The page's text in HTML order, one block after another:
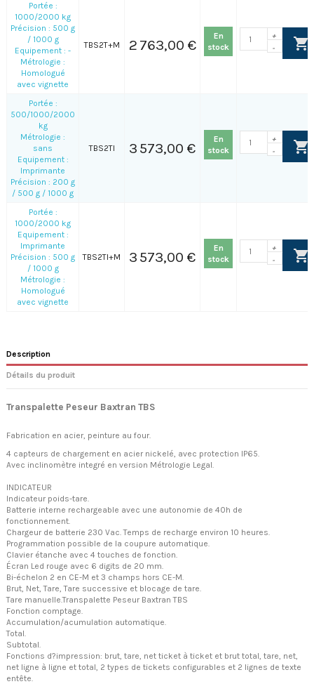
Portée :
1000/2000 kg
Précision : 500 g
/ 1000 g
Equipement : -
Métrologie :
Homologué
avec vignette
TBS2T+M 2 763,00 €
En
stock
+
-
Portée :
500/1000/2000
kg
Métrologie :
sans
Equipement :
Imprimante
Précision : 200 g
/ 500 g / 1000 g
TBS2TI 3 573,00 €
En
stock
+
-
Portée :
1000/2000 kg
Equipement :
Imprimante
Précision : 500 g
/ 1000 g
Métrologie :
Homologué
avec vignette
TBS2TI+M 3 573,00 €
En
stock
+
-
Description
Détails du produit
Transpalette Peseur Baxtran TBS
Fabrication en acier, peinture au four.
4 capteurs de chargement en acier nickelé, avec protection IP65.
Avec inclinomètre integré en version Métrologie Legal.
INDICATEUR
Indicateur poids-tare.
Batterie interne rechargeable avec une autonomie de 40h de
fonctionnement.
Chargeur de batterie 230 Vac. Temps de recharge environ 10 heures.
Programmation possible de la coupure automatique.
Clavier étanche avec 4 touches de fonction.
Écran Led rouge avec 6 digits de 20 mm.
Bi-échelon 2 en CE-M et 3 champs hors CE-M.
Brut, Net, Tare, Tare successive et blocage de tare.
Tare manuelle.Transpalette Peseur Baxtran TBS
Fonction comptage.
Accumulation/acumulation automatique.
Total.
Subtotal.
Fonctions d?impression: brut, tare, net ticket à ticket et brut total, tare, net,
net ligne à ligne et total, 2 types de tickets configurables et 2 lignes de texte
entête.